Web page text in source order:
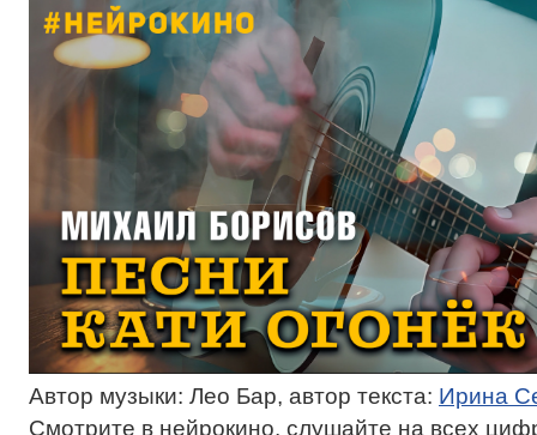
Автор музыки: Лео Бар, автор текста: Ирина
Смотрите в нейрокино, слушайте на всех